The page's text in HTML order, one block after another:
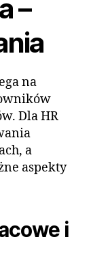
–
na
Dla HR
a
aspekty
i